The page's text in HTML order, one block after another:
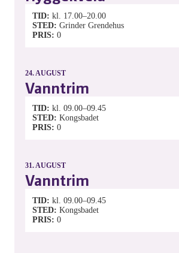
TID kl. 17.00–20.00
STED Grinder Grendehus
PRIS 0
24.AUGUST
Vanntrim
TID kl. 09.00–09.45
STED Kongsbadet
PRIS 0
31.AUGUST
Vanntrim
TID kl. 09.00–09.45
STED Kongsbadet
PRIS 0